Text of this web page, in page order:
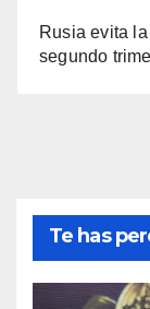
Rusia evita
segundo
Te has